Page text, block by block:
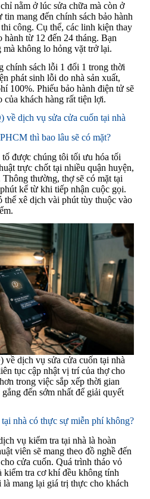
nằm ở lúc sửa chữa mà còn ở
mang đến chính sách bảo hành
công. Cụ thể, các linh kiện thay
hành từ 12 đến 24 tháng. Bạn
mà không lo hỏng vặt trở lại.
chính sách lỗi 1 đổi 1 trong thời
phát sinh lỗi do nhà sản xuất,
100%. Phiếu bảo hành điện tử sẽ
khách hàng rất tiện lợi.
về dịch vụ sửa cửa cuốn tại nhà
thì bao lâu sẽ có mặt?
được chúng tôi tối ưu hóa tối
trực chốt tại nhiều quận huyện,
thường, thợ sẽ có mặt tại
kể từ khi tiếp nhận cuộc gọi.
thể xê dịch vài phút tùy thuộc vào
về dịch vụ sửa cửa cuốn tại nhà
tục cập nhật vị trí của thợ cho
trong việc sắp xếp thời gian
đến sớm nhất để giải quyết
nhà có thực sự miễn phí không?
vụ kiểm tra tại nhà là hoàn
viên sẽ mang theo đồ nghề đến
cửa cuốn. Quá trình tháo vỏ
kiểm tra cơ khí đều không tính
mang lại giá trị thực cho khách